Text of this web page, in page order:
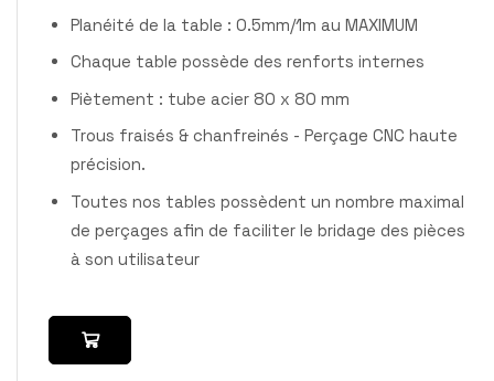
Planéité de la table : 0.5mm/1m au MAXIMUM
Chaque table possède des renforts internes
Piètement : tube acier 80 x 80 mm
Trous fraisés & chanfreinés - Perçage CNC haute
précision.
Toutes nos tables possèdent un nombre maximal
de perçages afin de faciliter le bridage des pièces
à son utilisateur